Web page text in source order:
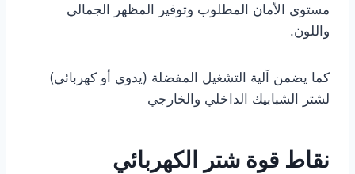
مستوى الأمان المطلوب وتوفير المظهر الجمالي
واللون.
كما يضمن آلية التشغيل المفضلة (يدوي أو كهربائي)
لشتر الشبابيك الداخلي والخارجي
نقاط قوة شتر الكهربائي